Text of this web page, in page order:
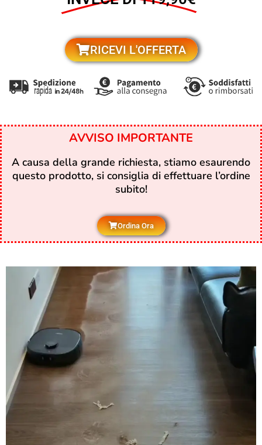
RICEVI L'OFFERTA
AVVISO IMPORTANTE
A causa della grande richiesta, stiamo esaurendo
questo prodotto, si consiglia di effettuare l’ordine
subito!
Ordina Ora